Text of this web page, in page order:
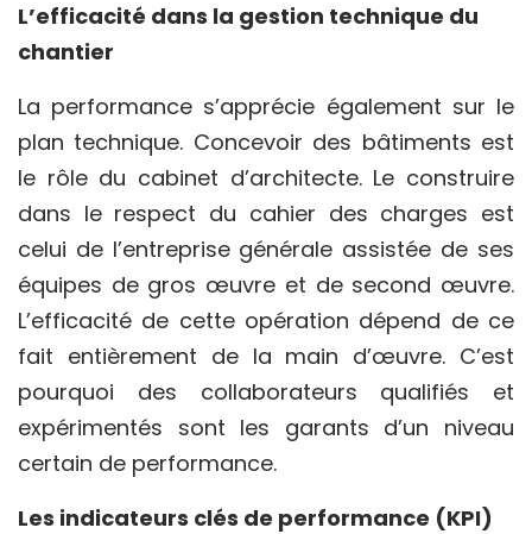
L’efficacité dans la gestion technique du
chantier
La performance s’apprécie également sur le
plan technique. Concevoir des bâtiments est
le rôle du cabinet d’architecte. Le construire
dans le respect du cahier des charges est
celui de l’entreprise générale assistée de ses
équipes de gros œuvre et de second œuvre.
L’efficacité de cette opération dépend de ce
fait entièrement de la main d’œuvre. C’est
pourquoi des collaborateurs qualifiés et
expérimentés sont les garants d’un niveau
certain de performance.
Les indicateurs clés de performance (KPI)